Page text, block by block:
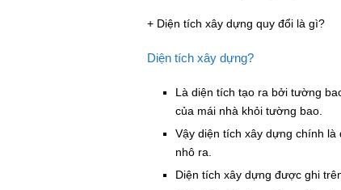
+ Diện tích xây dựng quy đổi là gì?
Diện tích xây dựng?
Là diện tích tạo ra bởi tường
của mái nhà khỏi tường bao.
Vậy diện tích xây dựng chính
nhô ra.
Diện tích xây dựng được ghi